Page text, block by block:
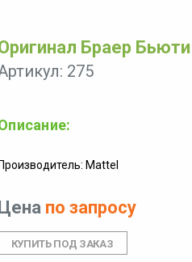
Браер
275
Производитель: Mattel
по запросу